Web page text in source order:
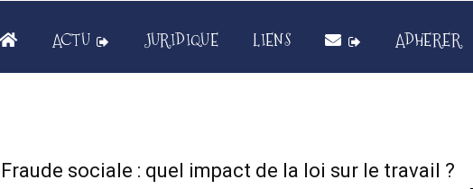
ACTU JURIDIQUE LIENS ADHERER
Fraude sociale : quel impact de la loi sur le travail ?